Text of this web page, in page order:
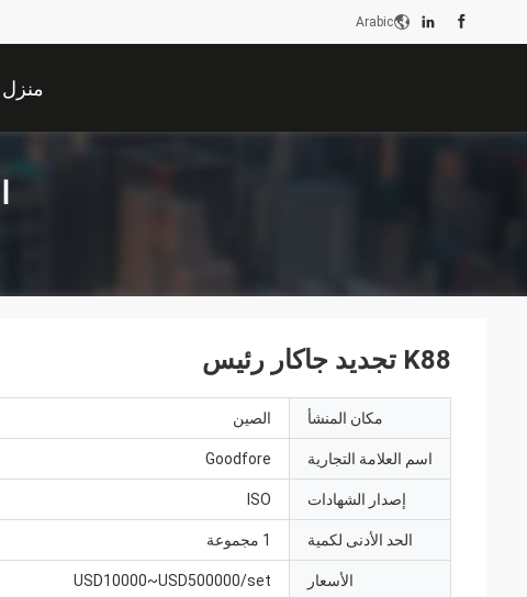
Arabic
منزل
K88 تجديد جاكار رئيس
مكان المنشأ الصين
اسم العلامة التجارية Goodfore
إصدار الشهادات ISO
الحد الأدنى لكمية 1 مجموعة
الأسعار USD10000~USD500000/set